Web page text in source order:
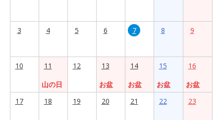
3 4 5 6 7 8 9
10
11
山の日
12
13
お盆
14
お盆
15
お盆
16
お盆
17
18 19 20 21 22 23